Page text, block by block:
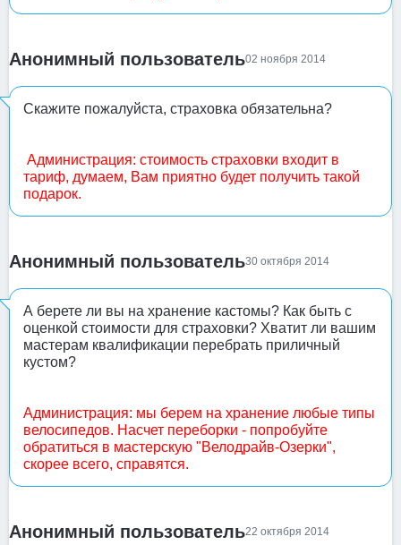
Анонимный пользователь02 ноября 2014
Скажите пожалуйста, страховка обязательна?
Администрация: стоимость страховки входит в
тариф, думаем, Вам приятно будет получить такой
подарок.
Анонимный пользователь30 октября 2014
А берете ли вы на хранение кастомы? Как быть с
оценкой стоимости для страховки? Хватит ли вашим
мастерам квалификации перебрать приличный
кустом?
Администрация: мы берем на хранение любые типы
велосипедов. Насчет переборки - попробуйте
обратиться в мастерскую "Велодрайв-Озерки",
скорее всего, справятся.
Анонимный пользователь22 октября 2014